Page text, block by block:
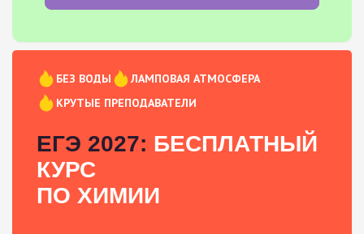
БЕЗ ВОДЫ
ЛАМПОВАЯ АТМОСФЕРА
КРУТЫЕ ПРЕПОДАВАТЕЛИ
ЕГЭ 2027: БЕСПЛАТНЫЙ
КУРС
ПО ХИМИИ